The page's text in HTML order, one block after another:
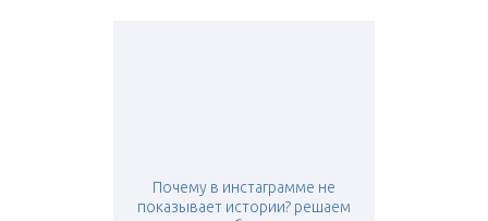
Почему в инстаграмме не
показывает истории? решаем